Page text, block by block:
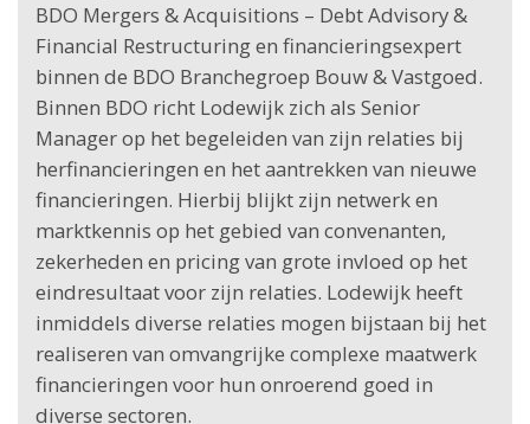
BDO Mergers & Acquisitions – Debt Advisory &
Financial Restructuring en financieringsexpert
binnen de BDO Branchegroep Bouw & Vastgoed.
Binnen BDO richt Lodewijk zich als Senior
Manager op het begeleiden van zijn relaties bij
herfinancieringen en het aantrekken van nieuwe
financieringen. Hierbij blijkt zijn netwerk en
marktkennis op het gebied van convenanten,
zekerheden en pricing van grote invloed op het
eindresultaat voor zijn relaties. Lodewijk heeft
inmiddels diverse relaties mogen bijstaan bij het
realiseren van omvangrijke complexe maatwerk
financieringen voor hun onroerend goed in
diverse sectoren.